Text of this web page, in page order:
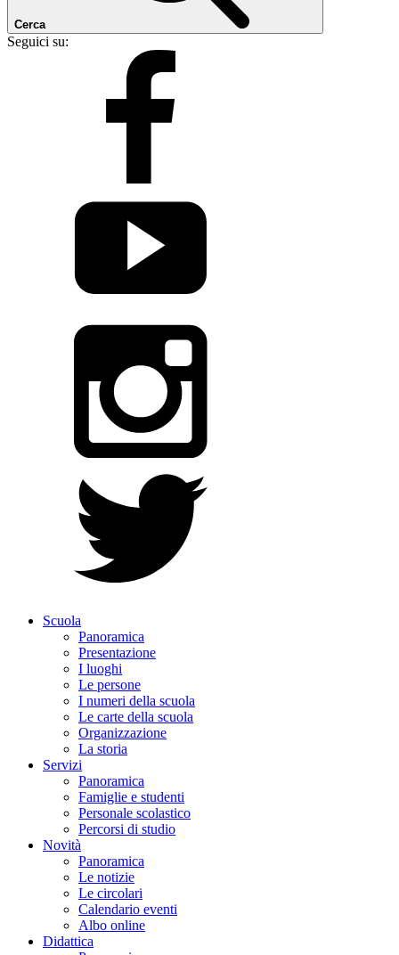
Cerca
Seguici su:
Scuola
Panoramica
Presentazione
I luoghi
Le persone
I numeri della scuola
Le carte della scuola
Organizzazione
La storia
Servizi
Panoramica
Famiglie e studenti
Personale scolastico
Percorsi di studio
Novità
Panoramica
Le notizie
Le circolari
Calendario eventi
Albo online
Didattica